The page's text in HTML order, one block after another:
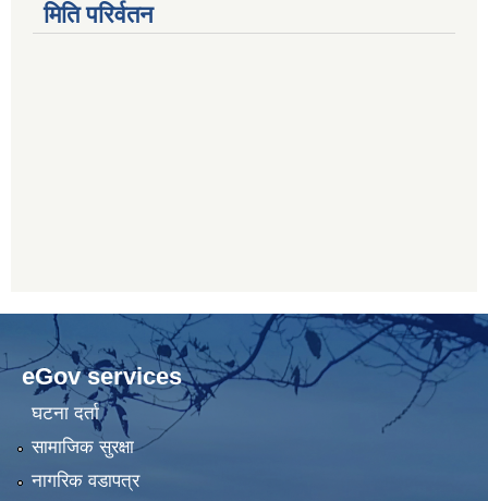
मिति परिर्वतन
eGov services
घटना दर्ता
सामाजिक सुरक्षा
नागरिक वडापत्र